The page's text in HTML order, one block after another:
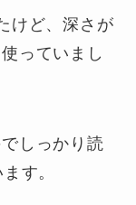
けど、深さが
っていまし
しっかり読
す。